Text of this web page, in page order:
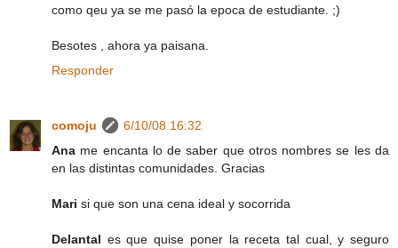
como qeu ya se me pasó la epoca de estudiante. ;)
Besotes , ahora ya paisana.
Responder
comoju
6/10/08 16:32
Ana me encanta lo de saber que otros nombres se les da
en las distintas comunidades. Gracias
Mari si que son una cena ideal y socorrida
Delantal es que quise poner la receta tal cual, y seguro